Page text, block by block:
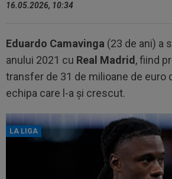
16.05.2026, 10:34
Eduardo Camavinga (23 de ani) a
anului 2021 cu Real Madrid , fiind
transfer de 31 de milioane de euro
echipa care l-a și crescut.
LA LIGA